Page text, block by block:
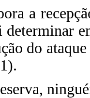
a
determinar
do